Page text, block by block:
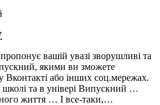
вашій увазі зворушливі та
якими ви зможете
Вконтакті або інших соц.мережах.
та в універі Випускний …
життя … І все-таки,…